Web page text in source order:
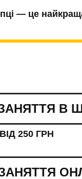
— це
обидві
моторику,
Сьогодні
до кіно та етно-
В
ВІД 250 ГРН